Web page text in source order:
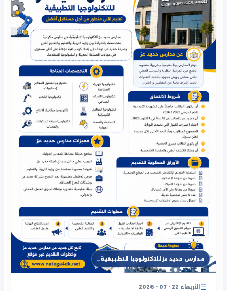
مدارس حديد عز للتكنولوجيا التطبيقية…
الأربعاء 22 - 07 - 2026